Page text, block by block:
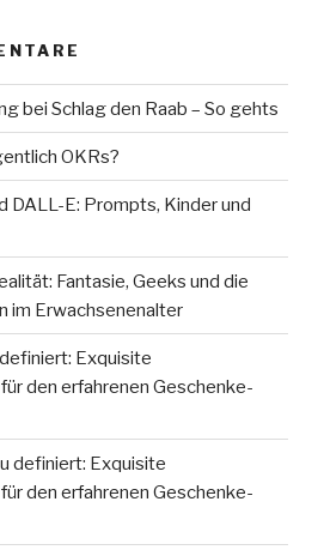
bei Schlag den Raab – So gehts
OKRs?
DALL-E: Prompts, Kinder und
Fantasie, Geeks und die
im Erwachsenenalter
Exquisite
den erfahrenen Geschenke-
definiert: Exquisite
den erfahrenen Geschenke-